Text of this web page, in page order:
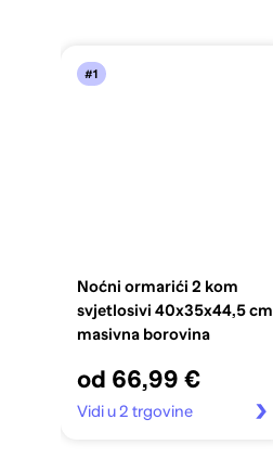
#1
Noćni ormarići 2 kom
svjetlosivi 40x35x44,5 cm
masivna borovina
od 66,99 €
Vidi u 2 trgovine